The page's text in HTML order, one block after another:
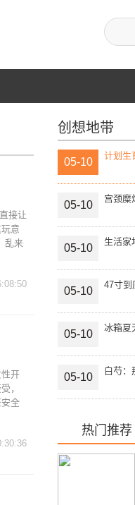
接让
意
乱来
开
，
全
创想地带
05-10
计划生
05-10
宫颈糜
05-10
生活家
05-10
47寸到
05-10
冰箱夏
05-10
白芍：
热门推荐